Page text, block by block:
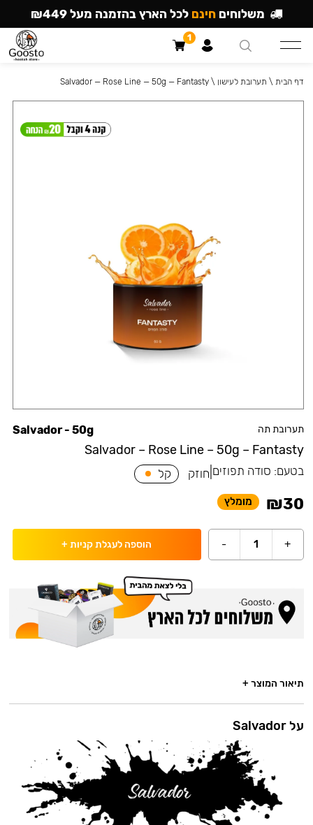
תערובת תה
Salvador – Rose Line – 50g – Fantasty
Salvador - 50g
בטעם: סודה תפוזים חוזק קל
₪30 מומלץ
+
1
- הוספה לעגלת קניות +
דף הבית \ תערובת לעישון \
Salvador — Rose Line — 50g — Fantasty
תיאור המוצר +
על Salvador
משלוחים חינם לכל הארץ בהזמנה מעל ₪449
1